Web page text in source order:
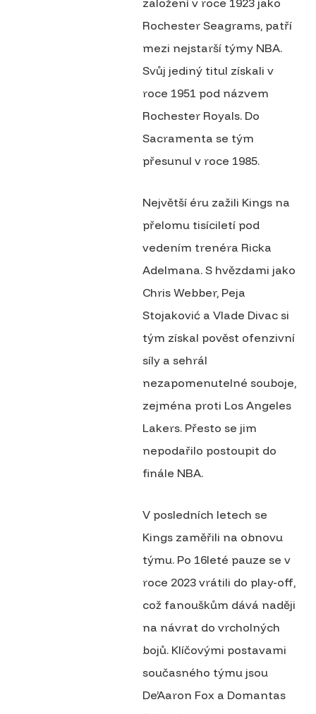
založení v roce 1923 jako
Rochester Seagrams, patří
mezi nejstarší týmy NBA.
Svůj jediný titul získali v
roce 1951 pod názvem
Rochester Royals. Do
Sacramenta se tým
přesunul v roce 1985.
Největší éru zažili Kings na
přelomu tisíciletí pod
vedením trenéra Ricka
Adelmana. S hvězdami jako
Chris Webber, Peja
Stojaković a Vlade Divac si
tým získal pověst ofenzivní
síly a sehrál
nezapomenutelné souboje,
zejména proti Los Angeles
Lakers. Přesto se jim
nepodařilo postoupit do
finále NBA.
V posledních letech se
Kings zaměřili na obnovu
týmu. Po 16leté pauze se v
roce 2023 vrátili do play-off,
což fanouškům dává naději
na návrat do vrcholných
bojů. Klíčovými postavami
současného týmu jsou
De’Aaron Fox a Domantas